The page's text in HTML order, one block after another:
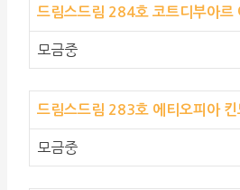
드림스드림 284호코트디부아르
모금중
드림스드림 283호 에티오피아
모금중